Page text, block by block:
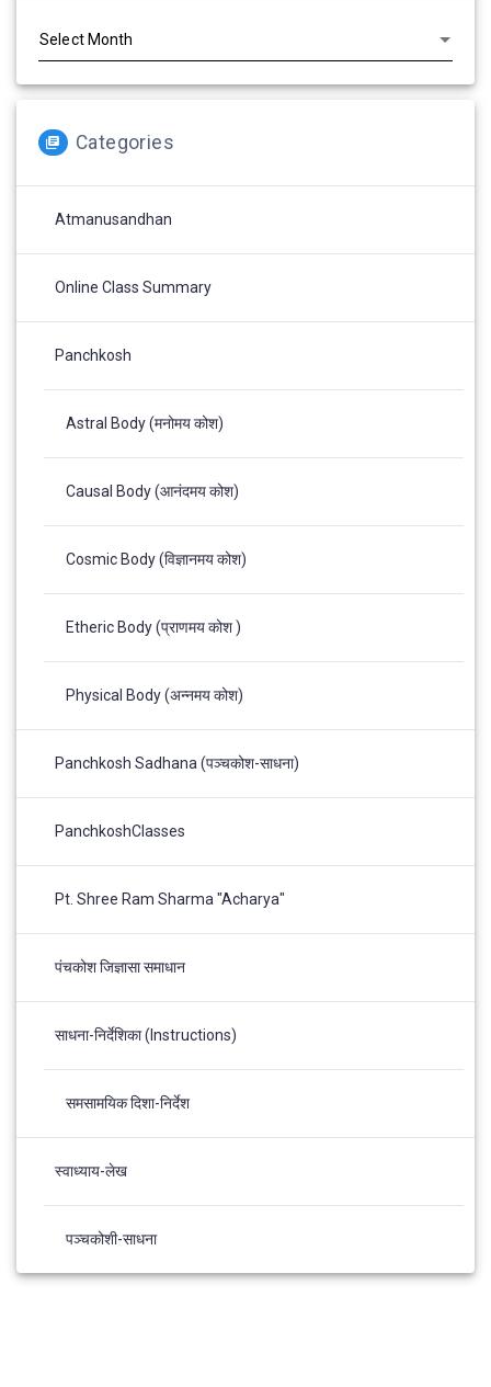
Categories
Atmanusandhan
Online Class Summary
Panchkosh
Astral Body (मनोमय कोश)
Causal Body (आनंदमय कोश)
Cosmic Body (विज्ञानमय कोश)
Etheric Body (प्राणमय कोश )
Physical Body (अन्नमय कोश)
Panchkosh Sadhana (पञ्चकोश-साधना)
PanchkoshClasses
Pt. Shree Ram Sharma "Acharya"
पंचकोश जिज्ञासा समाधान
साधना-निर्देशिका (Instructions)
समसामयिक दिशा-निर्देश
स्वाध्याय-लेख
पञ्चकोशी-साधना